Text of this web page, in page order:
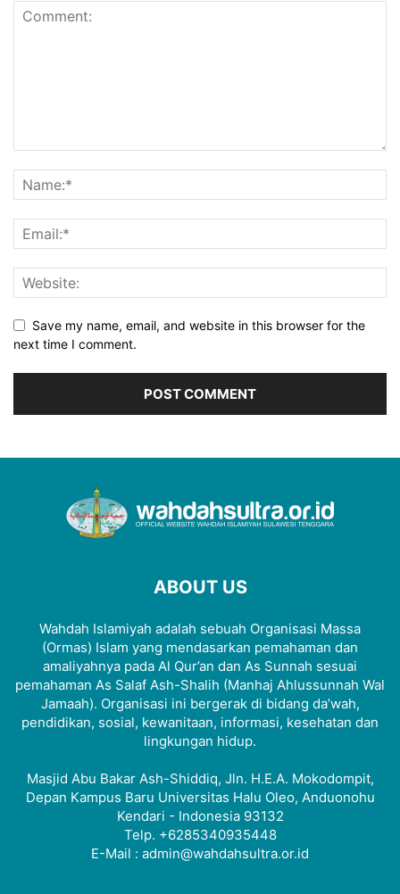
Save my name, email, and website in this browser for the
next time I comment.
ABOUT US
Wahdah Islamiyah adalah sebuah Organisasi Massa
(Ormas) Islam yang mendasarkan pemahaman dan
amaliyahnya pada Al Qur’an dan As Sunnah sesuai
pemahaman As Salaf Ash-Shalih (Manhaj Ahlussunnah Wal
Jamaah). Organisasi ini bergerak di bidang da’wah,
pendidikan, sosial, kewanitaan, informasi, kesehatan dan
lingkungan hidup.
Masjid Abu Bakar Ash-Shiddiq, Jln. H.E.A. Mokodompit,
Depan Kampus Baru Universitas Halu Oleo, Anduonohu
Kendari - Indonesia 93132
Telp. +6285340935448
E-Mail : admin@wahdahsultra.or.id